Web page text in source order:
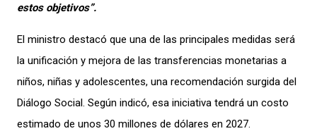
estos objetivos”.
El ministro destacó que una de las principales medidas será
la unificación y mejora de las transferencias monetarias a
niños, niñas y adolescentes, una recomendación surgida del
Diálogo Social. Según indicó, esa iniciativa tendrá un costo
estimado de unos 30 millones de dólares en 2027.